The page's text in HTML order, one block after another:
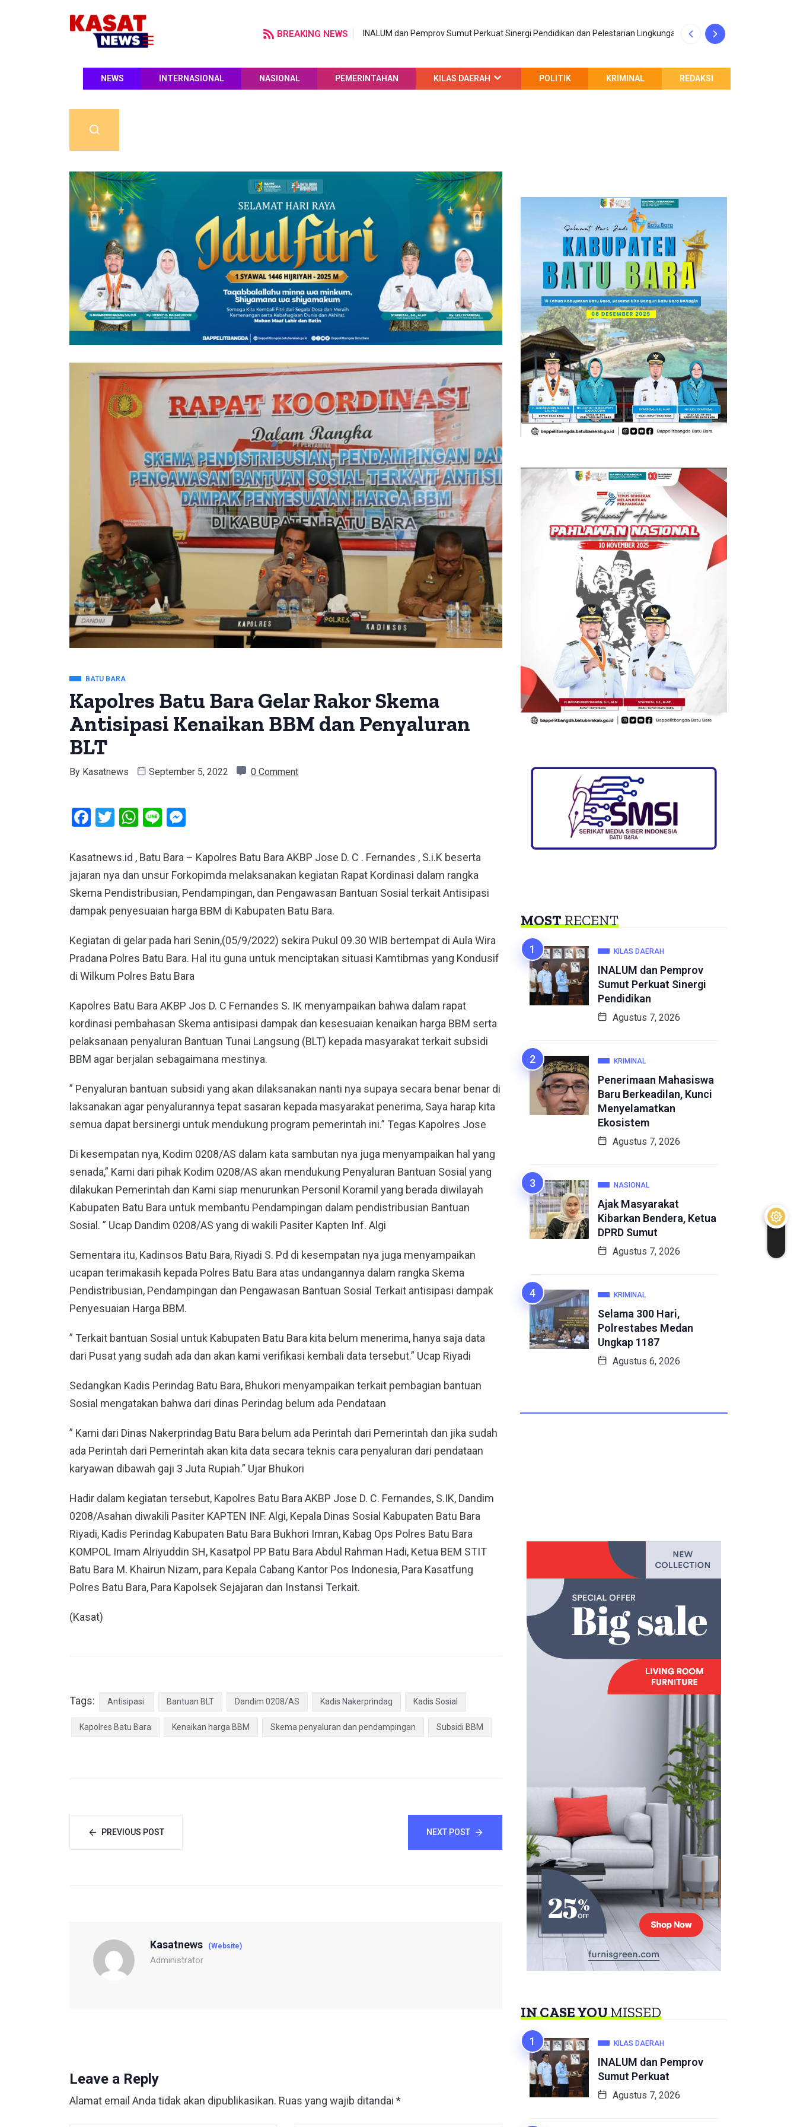
BREAKING NEWS INALUM dan Pemprov Sumut Perkuat Sinergi Pendidikan dan Pelestarian Lingkungan
NEWS INTERNASIONAL NASIONAL PEMERINTAHAN KILAS DAERAH POLITIK KRIMINAL REDAKSI
BATU BARA
Kapolres Batu Bara Gelar Rakor Skema
Antisipasi Kenaikan BBM dan Penyaluran
BLT
By Kasatnews September 5, 2022 0 Comment
Facebook
Twitter
WhatsApp
Line
Kasatnews.id , Batu Bara – Kapolres Batu Bara AKBP Jose D. C . Fernandes , S.i.K beserta
jajaran nya dan unsur Forkopimda melaksanakan kegiatan Rapat Kordinasi dalam rangka
Skema Pendistribusian, Pendampingan, dan Pengawasan Bantuan Sosial terkait Antisipasi
dampak penyesuaian harga BBM di Kabupaten Batu Bara.
Kegiatan di gelar pada hari Senin,(05/9/2022) sekira Pukul 09.30 WIB bertempat di Aula Wira
Pradana Polres Batu Bara. Hal itu guna untuk menciptakan situasi Kamtibmas yang Kondusif
di Wilkum Polres Batu Bara
Kapolres Batu Bara AKBP Jos D. C Fernandes S. IK menyampaikan bahwa dalam rapat
kordinasi pembahasan Skema antisipasi dampak dan kesesuaian kenaikan harga BBM serta
pelaksanaan penyaluran Bantuan Tunai Langsung (BLT) kepada masyarakat terkait subsidi
BBM agar berjalan sebagaimana mestinya.
” Penyaluran bantuan subsidi yang akan dilaksanakan nanti nya supaya secara benar benar di
laksanakan agar penyalurannya tepat sasaran kepada masyarakat penerima, Saya harap kita
semua dapat bersinergi untuk mendukung program pemerintah ini.” Tegas Kapolres Jose
Di kesempatan nya, Kodim 0208/AS dalam kata sambutan nya juga menyampaikan hal yang
senada,” Kami dari pihak Kodim 0208/AS akan mendukung Penyaluran Bantuan Sosial yang
dilakukan Pemerintah dan Kami siap menurunkan Personil Koramil yang berada diwilayah
Kabupaten Batu Bara untuk membantu Pendampingan dalam pendistribusian Bantuan
Sosial. ” Ucap Dandim 0208/AS yang di wakili Pasiter Kapten Inf. Algi
Sementara itu, Kadinsos Batu Bara, Riyadi S. Pd di kesempatan nya juga menyampaikan
ucapan terimakasih kepada Polres Batu Bara atas undangannya dalam rangka Skema
Pendistribusian, Pendampingan dan Pengawasan Bantuan Sosial Terkait antisipasi dampak
Penyesuaian Harga BBM.
” Terkait bantuan Sosial untuk Kabupaten Batu Bara kita belum menerima, hanya saja data
dari Pusat yang sudah ada dan akan kami verifikasi kembali data tersebut.” Ucap Riyadi
Sedangkan Kadis Perindag Batu Bara, Bhukori menyampaikan terkait pembagian bantuan
Sosial mengatakan bahwa dari dinas Perindag belum ada Pendataan
” Kami dari Dinas Nakerprindag Batu Bara belum ada Perintah dari Pemerintah dan jika sudah
ada Perintah dari Pemerintah akan kita data secara teknis cara penyaluran dari pendataan
karyawan dibawah gaji 3 Juta Rupiah.” Ujar Bhukori
Hadir dalam kegiatan tersebut, Kapolres Batu Bara AKBP Jose D. C. Fernandes, S.IK, Dandim
0208/Asahan diwakili Pasiter KAPTEN INF. Algi, Kepala Dinas Sosial Kabupaten Batu Bara
Riyadi, Kadis Perindag Kabupaten Batu Bara Bukhori Imran, Kabag Ops Polres Batu Bara
KOMPOL Imam Alriyuddin SH, Kasatpol PP Batu Bara Abdul Rahman Hadi, Ketua BEM STIT
Batu Bara M. Khairun Nizam, para Kepala Cabang Kantor Pos Indonesia, Para Kasatfung
Polres Batu Bara, Para Kapolsek Sejajaran dan Instansi Terkait.
(Kasat)
Tags: Antisipasi. Bantuan BLT Dandim 0208/AS Kadis Nakerprindag Kadis Sosial
Kapolres Batu Bara Kenaikan harga BBM Skema penyaluran dan pendampingan Subsidi BBM
PREVIOUS POST NEXT POST
Kasatnews (Website)
Administrator
Leave a Reply
Alamat email Anda tidak akan dipublikasikan. Ruas yang wajib ditandai *
MOSTRECENT
KILAS DAERAH
INALUM dan Pemprov
Sumut Perkuat Sinergi
Pendidikan
Agustus 7, 2026
KRIMINAL
Penerimaan Mahasiswa
Baru Berkeadilan, Kunci
Menyelamatkan
Ekosistem
Agustus 7, 2026
NASIONAL
Ajak Masyarakat
Kibarkan Bendera, Ketua
DPRD Sumut
Agustus 7, 2026
KRIMINAL
Selama 300 Hari,
Polrestabes Medan
Ungkap 1187
Agustus 6, 2026
IN CASE YOUMISSED
KILAS DAERAH
INALUM dan Pemprov
Sumut Perkuat
Agustus 7, 2026